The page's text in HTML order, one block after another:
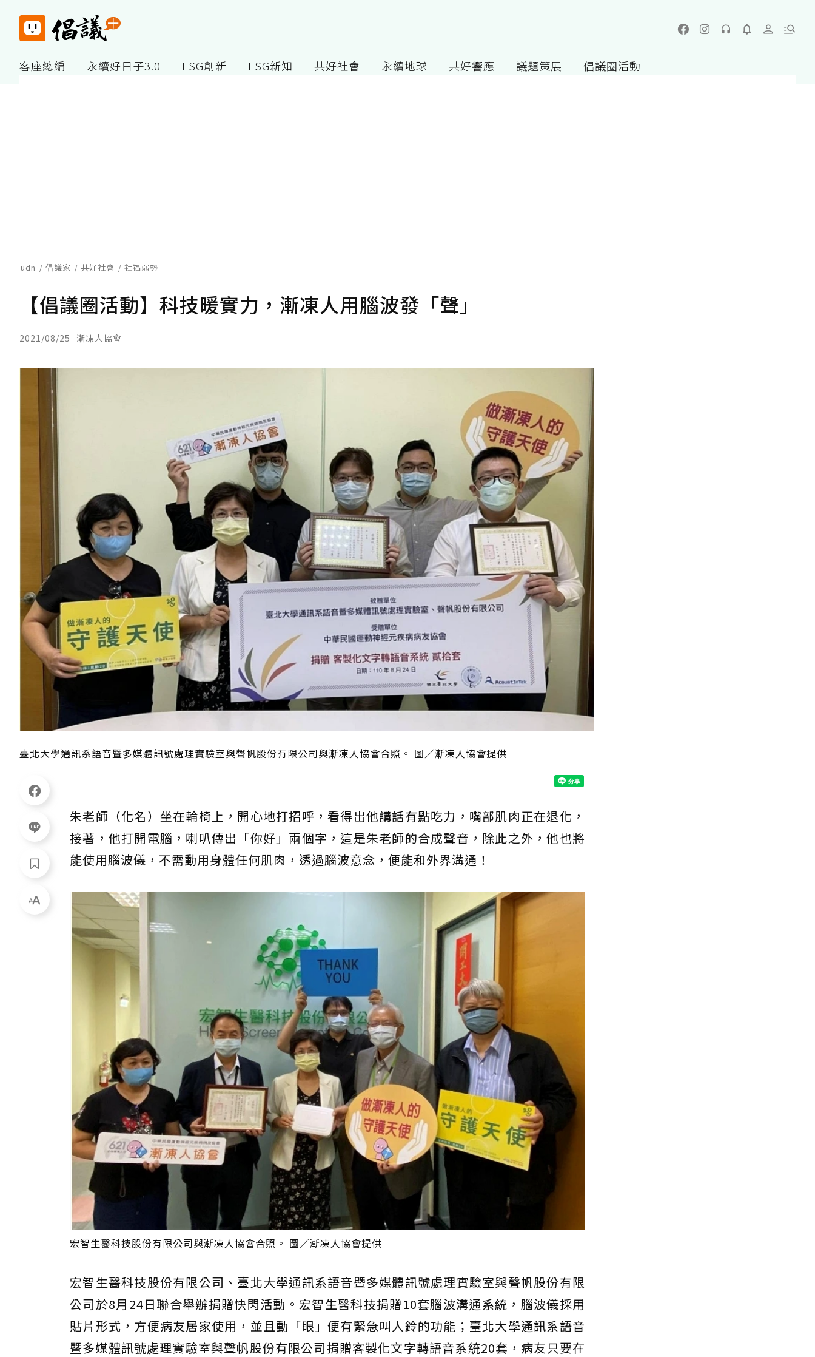
客座總編 永續好日子3.0 ESG創新 ESG新知 共好社會 永續地球 共好響應 議題策展 倡議圈活動
udn 倡議家 共好社會 社福弱勢
【倡議圈活動】科技暖實力，漸凍人用腦波發「聲」
2021/08/25 漸凍人協會
臺北大學通訊系語音暨多媒體訊號處理實驗室與聲帆股份有限公司與漸凍人協會合照。 圖／漸凍人協會提供
朱老師（化名）坐在輪椅上，開心地打招呼，看得出他講話有點吃力，嘴部肌肉正在退化，
接著，他打開電腦，喇叭傳出「你好」兩個字，這是朱老師的合成聲音，除此之外，他也將
能使用腦波儀，不需動用身體任何肌肉，透過腦波意念，便能和外界溝通！
宏智生醫科技股份有限公司與漸凍人協會合照。 圖／漸凍人協會提供
宏智生醫科技股份有限公司、臺北大學通訊系語音暨多媒體訊號處理實驗室與聲帆股份有限
公司於8月24日聯合舉辦捐贈快閃活動。宏智生醫科技捐贈10套腦波溝通系統，腦波儀採用
貼片形式，方便病友居家使用，並且動「眼」便有緊急叫人鈴的功能；臺北大學通訊系語音
暨多媒體訊號處理實驗室與聲帆股份有限公司捐贈客製化文字轉語音系統20套，病友只要在